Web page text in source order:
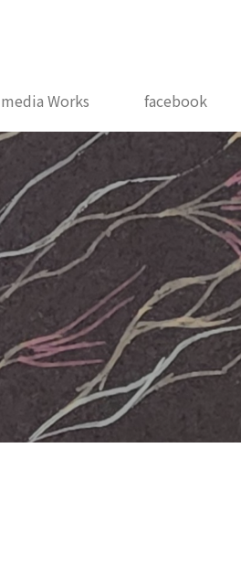
Works facebook